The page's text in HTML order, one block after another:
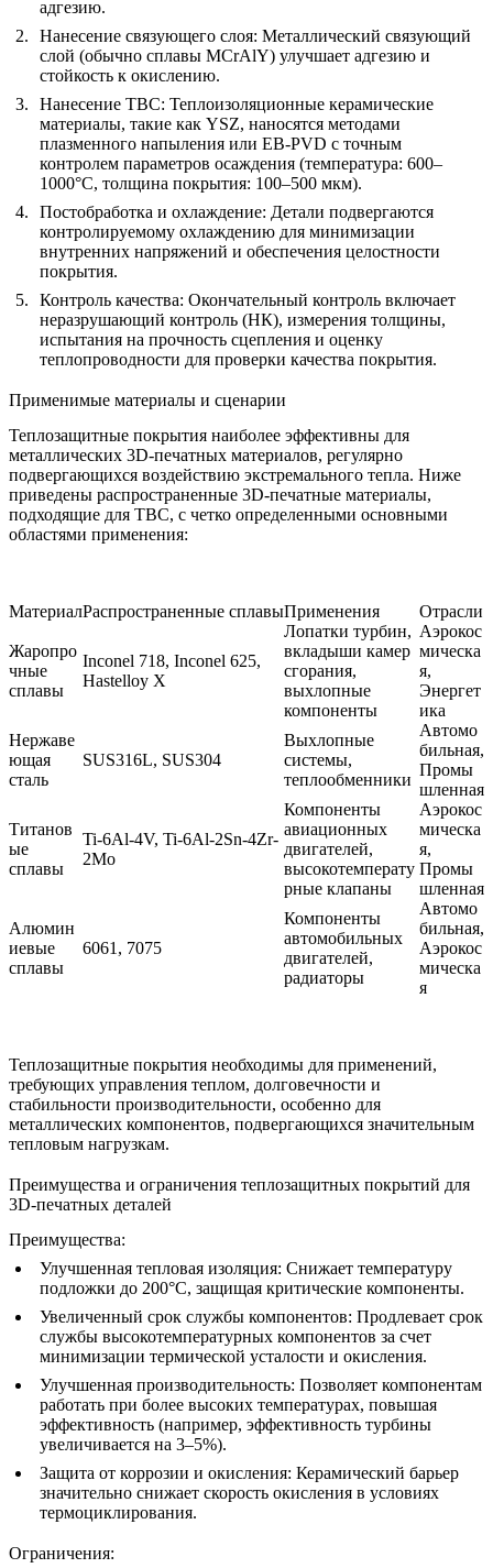
адгезию.
Нанесение связующего слоя: Металлический связующий
слой (обычно сплавы MCrAlY) улучшает адгезию и
стойкость к окислению.
Нанесение TBC: Теплоизоляционные керамические
материалы, такие как YSZ, наносятся методами
плазменного напыления или EB-PVD с точным
контролем параметров осаждения (температура: 600–
1000°C, толщина покрытия: 100–500 мкм).
Постобработка и охлаждение: Детали подвергаются
контролируемому охлаждению для минимизации
внутренних напряжений и обеспечения целостности
покрытия.
Контроль качества: Окончательный контроль включает
неразрушающий контроль (НК), измерения толщины,
испытания на прочность сцепления и оценку
теплопроводности для проверки качества покрытия.
Применимые материалы и сценарии
Теплозащитные покрытия наиболее эффективны для
металлических 3D-печатных материалов, регулярно
подвергающихся воздействию экстремального тепла. Ниже
приведены распространенные 3D-печатные материалы,
подходящие для TBC, с четко определенными основными
областями применения:
МатериалРаспространенные сплавыПрименения Отрасли
Жаропро
чные
сплавы
Inconel 718, Inconel 625,
Hastelloy X
Лопатки турбин,
вкладыши камер
сгорания,
выхлопные
компоненты
Аэрокос
мическа
я,
Энергет
ика
Нержаве
ющая
сталь
SUS316L, SUS304
Выхлопные
системы,
теплообменники
Автомо
бильная,
Промы
шленная
Титанов
ые
сплавы
Ti-6Al-4V, Ti-6Al-2Sn-4Zr-
2Mo
Компоненты
авиационных
двигателей,
высокотемперату
рные клапаны
Аэрокос
мическа
я,
Промы
шленная
Алюмин
иевые
сплавы
6061 , 7075
Компоненты
автомобильных
двигателей,
радиаторы
Автомо
бильная,
Аэрокос
мическа
я
Теплозащитные покрытия необходимы для применений,
требующих управления теплом, долговечности и
стабильности производительности, особенно для
металлических компонентов, подвергающихся значительным
тепловым нагрузкам.
Преимущества и ограничения теплозащитных покрытий для
3D-печатных деталей
Преимущества:
Улучшенная тепловая изоляция: Снижает температуру
подложки до 200°C, защищая критические компоненты.
Увеличенный срок службы компонентов: Продлевает срок
службы высокотемпературных компонентов за счет
минимизации термической усталости и окисления.
Улучшенная производительность: Позволяет компонентам
работать при более высоких температурах, повышая
эффективность (например, эффективность турбины
увеличивается на 3–5%).
Защита от коррозии и окисления: Керамический барьер
значительно снижает скорость окисления в условиях
термоциклирования.
Ограничения: